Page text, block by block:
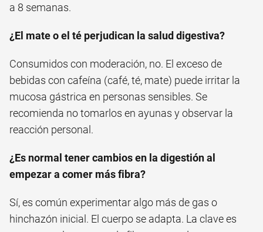
a 8 semanas.
¿El mate o el té perjudican la salud digestiva?
Consumidos con moderación, no. El exceso de
bebidas con cafeína (café, té, mate) puede irritar la
mucosa gástrica en personas sensibles. Se
recomienda no tomarlos en ayunas y observar la
reacción personal.
¿Es normal tener cambios en la digestión al
empezar a comer más fibra?
Sí, es común experimentar algo más de gas o
hinchazón inicial. El cuerpo se adapta. La clave es